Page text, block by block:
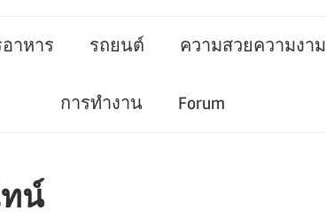
าหาร รถยนต์ ความสวยความงาม
การทำงาน Forum
น์